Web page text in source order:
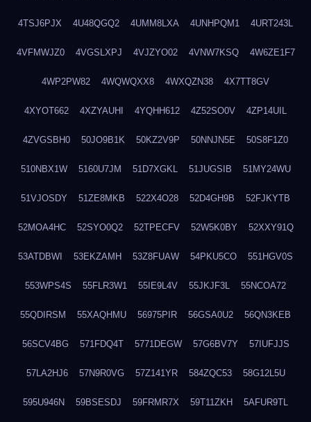
4TSJ6PJX 4U48QGQ2 4UMM8LXA 4UNHPQM1 4URT243L
4VFMWJZ0 4VGSLXPJ 4VJZYO02 4VNW7KSQ 4W6ZE1F7
4WP2PW82 4WQWQXX8 4WXQZN38 4X7TT8GV
4XYOT662 4XZYAUHI 4YQHH612 4Z52SO0V 4ZP14UIL
4ZVGSBH0 50JO9B1K 50KZ2V9P 50NNJN5E 50S8F1Z0
510NBX1W 5160U7JM 51D7XGKL 51JUGSIB 51MY24WU
51VJOSDY 51ZE8MKB 522X4O28 52D4GH9B 52FJKYTB
52MOA4HC 52SYO0Q2 52TPECFV 52W5K0BY 52XXY91Q
53ATDBWI 53EKZAMH 53Z8FUAW 54PKU5CO 551HGV0S
553WPS4S 55FLR3W1 55IE9L4V 55JKJF3L 55NCOA72
55QDIRSM 55XAQHMU 56975PIR 56GSA0U2 56QN3KEB
56SCV4BG 571FDQ4T 5771DEGW 57G6BV7Y 57IUFJJS
57LA2HJ6 57N9R0VG 57Z141YR 584ZQC53 58G12L5U
595U946N 59BSESDJ 59FRMR7X 59T11ZKH 5AFUR9TL